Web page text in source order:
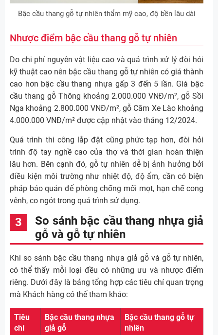
Bậc cầu thang gỗ tự nhiên thẩm mỹ cao, độ bền lâu dài
Nhược điểm bậc cầu thang gỗ tự nhiên
Do chi phí nguyên vật liệu cao và quá trình xử lý đòi hỏi
kỹ thuật cao nên bậc cầu thang gỗ tự nhiên có giá thành
cao hơn bậc cầu thang nhựa gấp 3 đến 5 lần. Giá bậc
cầu thang gỗ Thông khoảng 2.000.000 VNĐ/m², gỗ Sồi
Nga khoảng 2.800.000 VNĐ/m², gỗ Căm Xe Lào khoảng
4.000.000 VNĐ/m² được cập nhật vào tháng 12/2024.
Quá trình thi công lắp đặt cũng phức tạp hơn, đòi hỏi
trình độ tay nghề cao của thợ và thời gian hoàn thiện
lâu hơn. Bên cạnh đó, gỗ tự nhiên dễ bị ảnh hưởng bởi
điều kiện môi trường như nhiệt độ, độ ẩm, cần có biện
pháp bảo quản để phòng chống mối mọt, hạn chế cong
vênh, co ngót trong quá trình sử dụng.
So sánh bậc cầu thang nhựa giả
gỗ và gỗ tự nhiên
Khi so sánh bậc cầu thang nhựa giả gỗ và gỗ tự nhiên,
có thể thấy mỗi loại đều có những ưu và nhược điểm
riêng. Dưới đây là bảng tổng hợp các tiêu chí quan trọng
mà Khách hàng có thể tham khảo:
Tiêu
chí
Bậc cầu thang nhựa
giả gỗ
Bậc cầu thang gỗ tự
nhiên